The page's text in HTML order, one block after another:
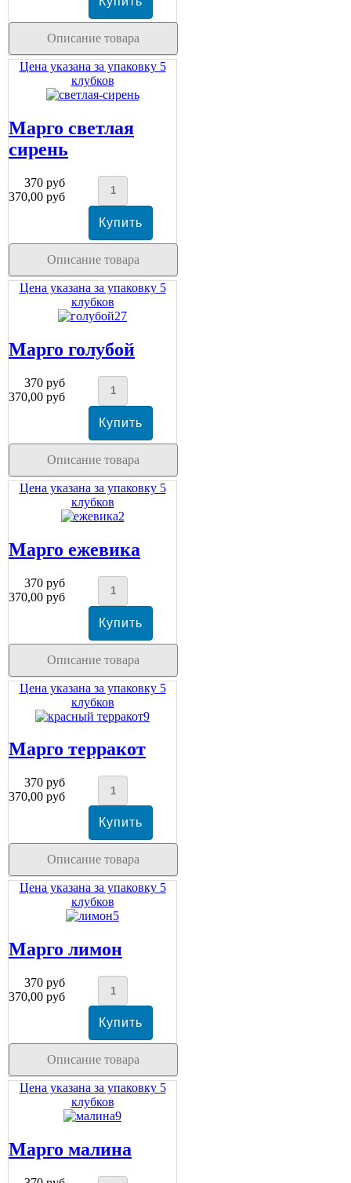
Описание товара
Цена указана за упаковку 5
клубков
Марго светлая
сирень
370 руб
370,00 руб
Описание товара
Цена указана за упаковку 5
клубков
Марго голубой
370 руб
370,00 руб
Описание товара
Цена указана за упаковку 5
клубков
Марго ежевика
370 руб
370,00 руб
Описание товара
Цена указана за упаковку 5
клубков
Марго терракот
370 руб
370,00 руб
Описание товара
Цена указана за упаковку 5
клубков
Марго лимон
370 руб
370,00 руб
Описание товара
Цена указана за упаковку 5
клубков
Марго малина